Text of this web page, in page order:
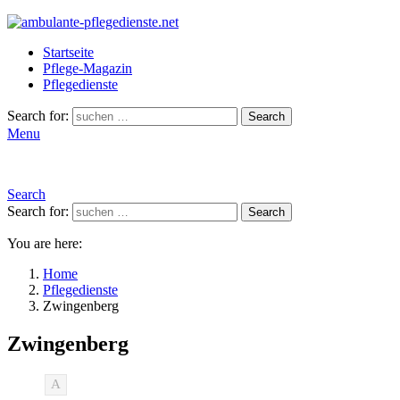
Startseite
Pflege-Magazin
Pflegedienste
Search for: Search
Menu
Search
Search for:
Search
You are here:
Home
Pflegedienste
Zwingenberg
Zwingenberg
A